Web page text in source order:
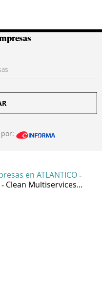
en ATLANTICO -
- Clean Multiservices...